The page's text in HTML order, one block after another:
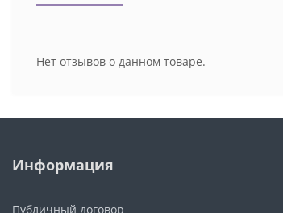
Нет отзывов о данном товаре.
Информация
Публичный договор